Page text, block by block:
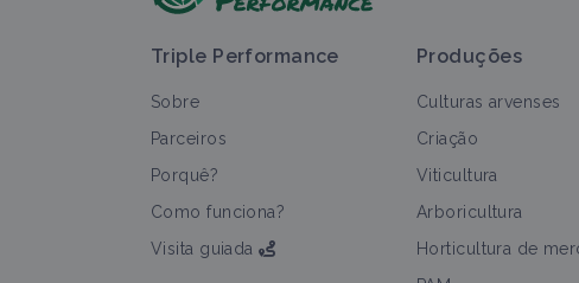
Todos
Triple Performance
Sobre
Parceiros
Porquê?
Como funciona?
Visita guiada
Produções
Culturas arvenses
Criação
Viticultura
Arboricultura
Horticultura de